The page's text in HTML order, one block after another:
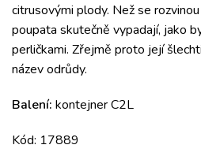
citrusovými plody. Než se
poupata skutečně vypadají, jako
perličkami. Zřejmě proto její
název odrůdy.
Balení: kontejner C2L
Kód: 17889